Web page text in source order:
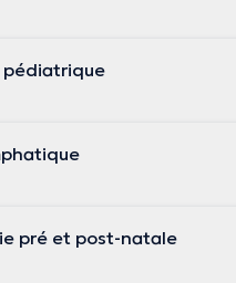
pédiatrique
pré et post-natale